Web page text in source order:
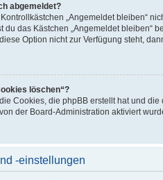
abgemeldet?
„Angemeldet bleiben“
du das Kästchen „Angemeldet bleiben“
Option nicht zur Verfügung steht,
löschen“?
Cookies, die phpBB erstellt hat und
der Board-Administration aktiviert
-einstellungen